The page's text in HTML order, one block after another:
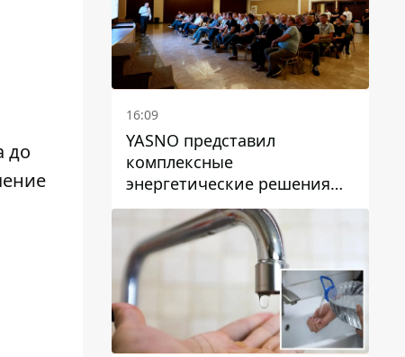
до
16:09
YASNO представил
комплексные
энергетические решения
для бизнеса в Днепре